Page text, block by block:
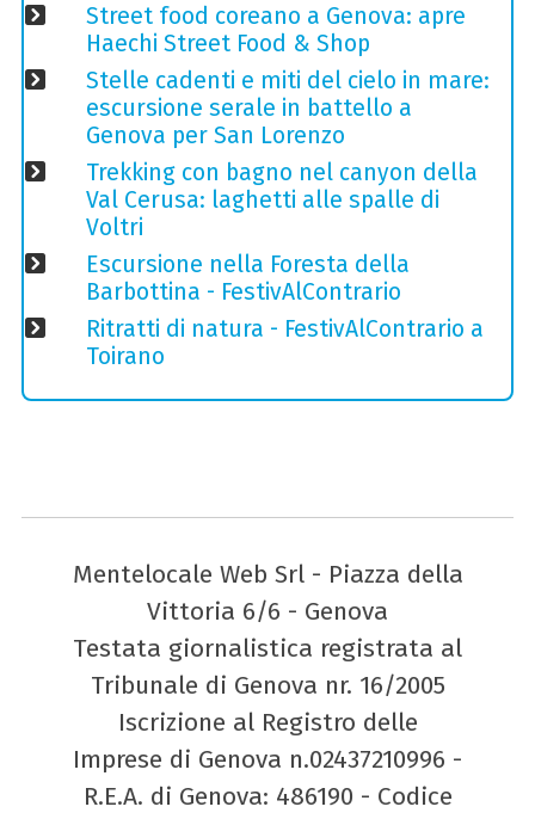
Street food coreano a Genova: apre
Haechi Street Food & Shop
Stelle cadenti e miti del cielo in mare:
escursione serale in battello a
Genova per San Lorenzo
Trekking con bagno nel canyon della
Val Cerusa: laghetti alle spalle di
Voltri
Escursione nella Foresta della
Barbottina - FestivAlContrario
Ritratti di natura - FestivAlContrario a
Toirano
Mentelocale Web Srl - Piazza della
Vittoria 6/6 - Genova
Testata giornalistica registrata al
Tribunale di Genova nr. 16/2005
Iscrizione al Registro delle
Imprese di Genova n.02437210996 -
R.E.A. di Genova: 486190 - Codice